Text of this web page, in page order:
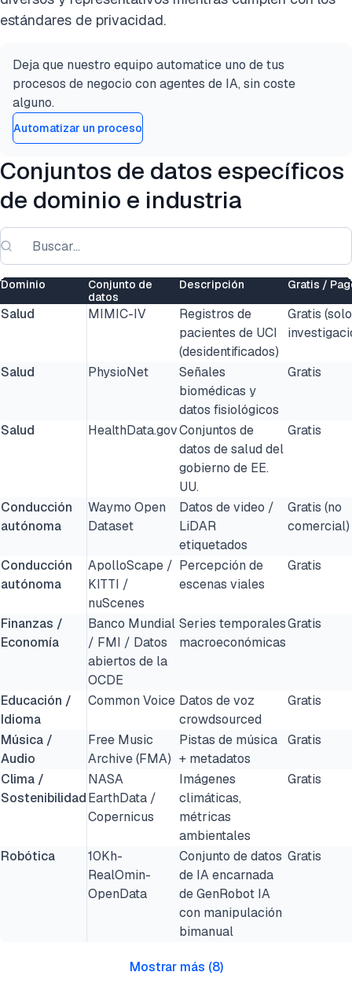
estándares de privacidad.
Deja que nuestro equipo automatice uno de tus
procesos de negocio con agentes de IA, sin coste
alguno.
Automatizar un proceso
Conjuntos de datos específicos
de dominio e industria
Dominio
Conjunto de
datos
Descripción Gratis /
Salud MIMIC-IV
Registros de
pacientes de UCI
(desidentificados)
Gratis (solo
Salud PhysioNet
Señales
biomédicas y
datos fisiológicos
Gratis
Salud HealthData.govConjuntos de
datos de salud del
gobierno de EE.
UU.
Gratis
Conducción
autónoma
Waymo Open
Dataset
Datos de video /
LiDAR
etiquetados
Gratis (no
comercial)
Conducción
autónoma
ApolloScape /
KITTI /
nuScenes
Percepción de
escenas viales
Gratis
Finanzas /
Economía
Banco Mundial
/ FMI / Datos
abiertos de la
OCDE
Series temporales
macroeconómicas
Gratis
Educación /
Idioma
Common Voice Datos de voz
crowdsourced
Gratis
Música /
Audio
Free Music
Archive (FMA)
Pistas de música
+ metadatos
Gratis
Clima /
Sostenibilidad
NASA
EarthData /
Copernicus
Imágenes
climáticas,
métricas
ambientales
Gratis
Robótica
10Kh-
RealOmin-
OpenData
Conjunto de datos
de IA encarnada
de GenRobot IA
con manipulación
bimanual
Gratis
Mostrar más (8)